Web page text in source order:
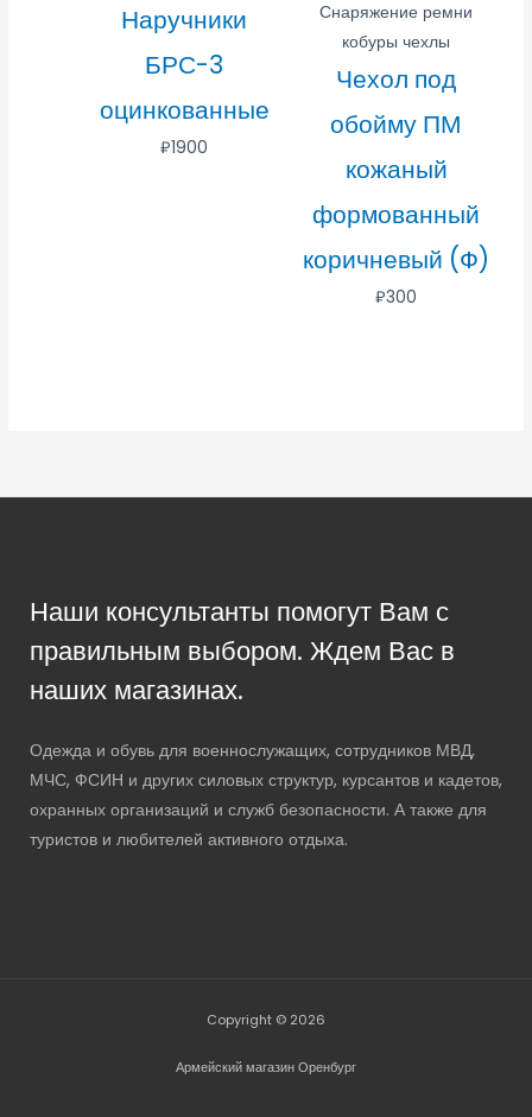
Наручники
БРС-3
оцинкованные
₽1900
Снаряжение ремни
кобуры чехлы
Чехол под
обойму ПМ
кожаный
формованный
коричневый (Ф)
₽300
Наши консультанты помогут Вам с
правильным выбором. Ждем Вас в
наших магазинах.
Одежда и обувь для военнослужащих, сотрудников МВД,
МЧС, ФСИН и других силовых структур, курсантов и кадетов,
охранных организаций и служб безопасности. А также для
туристов и любителей активного отдыха.
Copyright © 2026
Армейский магазин Оренбург